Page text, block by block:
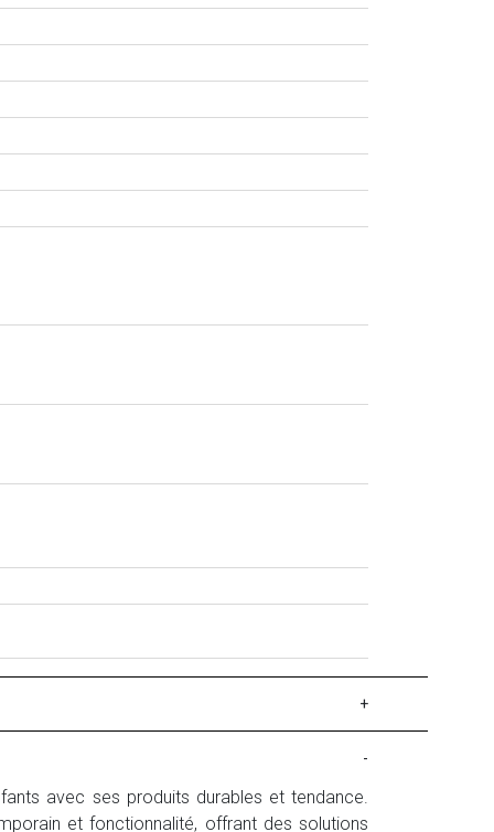
+
-
avec ses produits durables et tendance.
et fonctionnalité, offrant des solutions